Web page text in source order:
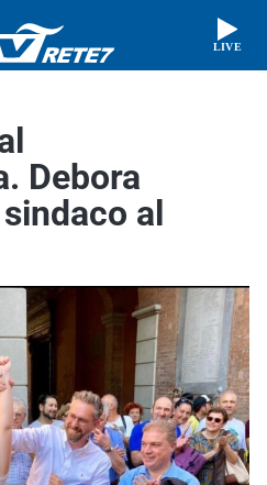
LIVE
Debora
al